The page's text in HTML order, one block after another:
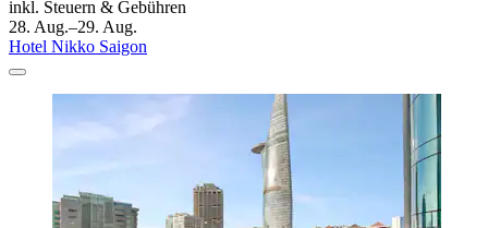
inkl. Steuern & Gebühren
28. Aug.–29. Aug.
Hotel Nikko Saigon